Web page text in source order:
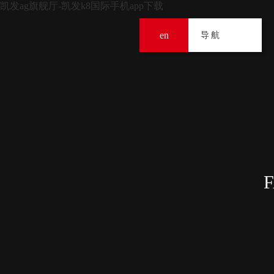
en 导航
凯发ag旗舰厅-凯发k8国际手机app下载